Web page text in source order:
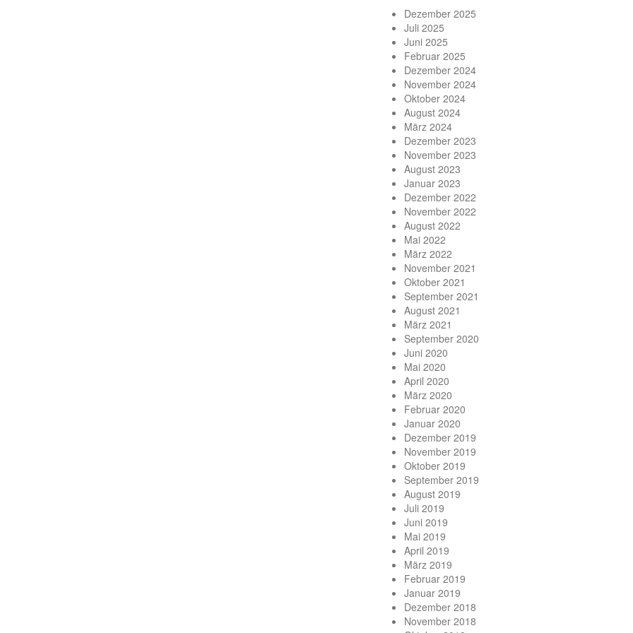
Dezember 2025
Juli 2025
Juni 2025
Februar 2025
Dezember 2024
November 2024
Oktober 2024
August 2024
März 2024
Dezember 2023
November 2023
August 2023
Januar 2023
Dezember 2022
November 2022
August 2022
Mai 2022
März 2022
November 2021
Oktober 2021
September 2021
August 2021
März 2021
September 2020
Juni 2020
Mai 2020
April 2020
März 2020
Februar 2020
Januar 2020
Dezember 2019
November 2019
Oktober 2019
September 2019
August 2019
Juli 2019
Juni 2019
Mai 2019
April 2019
März 2019
Februar 2019
Januar 2019
Dezember 2018
November 2018